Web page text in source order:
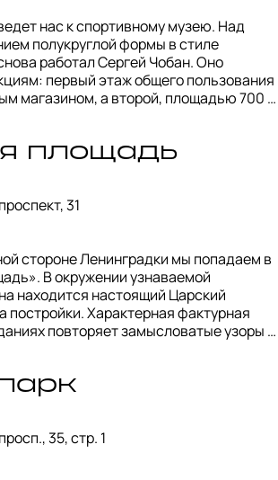
нас к спортивному музею. Над
полукруглой формы в стиле
работал Сергей Чобан. Оно
первый этаж общего пользования
магазином, а второй, площадью 700
экспозиции.
музей нового типа, в который
легендарному клубу, а именно
«Динамо», отметившему свое
объединяет не только футбол и
площадь
31
стороне Ленинградки мы попадаем в
В окружении узнаваемой
находится настоящий Царский
постройки. Характерная фактурная
повторяет замысловатые узоры
Его возводили для отдыха
на время проведения
промышленной выставки на
временные павильоны быстро
предстояла долгая история. В том
коронацию Николая II, а теперь
35, стр. 1